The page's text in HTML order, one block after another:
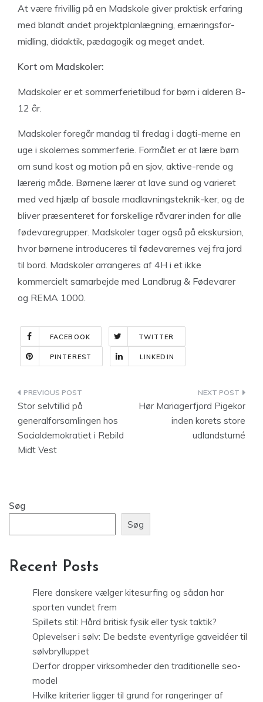
At være frivillig på en Madskole giver praktisk erfaring
med blandt andet projektplanlægning, ernæringsfor-
midling, didaktik, pædagogik og meget andet.
Kort om Madskoler:
Madskoler er et sommerferietilbud for børn i alderen 8-
12 år.
Madskoler foregår mandag til fredag i dagti-merne en
uge i skolernes sommerferie. Formålet er at lære børn
om sund kost og motion på en sjov, aktive-rende og
lærerig måde. Børnene lærer at lave sund og varieret
med ved hjælp af basale madlavningsteknik-ker, og de
bliver præsenteret for forskellige råvarer inden for alle
fødevaregrupper. Madskoler tager også på ekskursion,
hvor børnene introduceres til fødevarernes vej fra jord
til bord. Madskoler arrangeres af 4H i et ikke
kommercielt samarbejde med Landbrug & Fødevarer
og REMA 1000.
FACEBOOK TWITTER
PINTEREST LINKEDIN
Indlægsnavigation
Stor selvtillid på
generalforsamlingen hos
Socialdemokratiet i Rebild
Midt Vest
Hør Mariagerfjord Pigekor
inden korets store
udlandsturné
Søg
Søg
Recent Posts
Flere danskere vælger kitesurfing og sådan har
sporten vundet frem
Spillets stil: Hård britisk fysik eller tysk taktik?
Oplevelser i sølv: De bedste eventyrlige gaveidéer til
sølvbrylluppet
Derfor dropper virksomheder den traditionelle seo-
model
Hvilke kriterier ligger til grund for rangeringer af